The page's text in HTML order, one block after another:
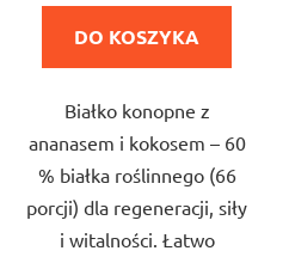
5,0
na
gwiazdek.
DO KOSZYKA
Białko konopne z
ananasem i kokosem – 60
% białka roślinnego (66
porcji) dla regeneracji, siły
i witalności. Łatwo